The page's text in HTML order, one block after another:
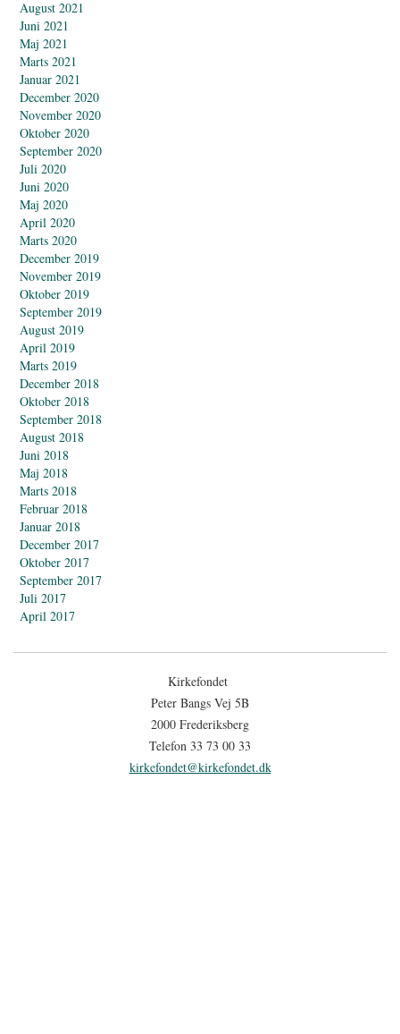
August 2021
Juni 2021
Maj 2021
Marts 2021
Januar 2021
December 2020
November 2020
Oktober 2020
September 2020
Juli 2020
Juni 2020
Maj 2020
April 2020
Marts 2020
December 2019
November 2019
Oktober 2019
September 2019
August 2019
April 2019
Marts 2019
December 2018
Oktober 2018
September 2018
August 2018
Juni 2018
Maj 2018
Marts 2018
Februar 2018
Januar 2018
December 2017
Oktober 2017
September 2017
Juli 2017
April 2017
Kirkefondet
Peter Bangs Vej 5B
2000 Frederiksberg
Telefon 33 73 00 33
kirkefondet@kirkefondet.dk